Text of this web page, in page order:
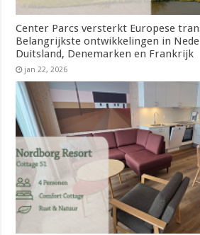
Center Parcs versterkt Europese
Belangrijkste ontwikkelingen in
Duitsland, Denemarken en Frankrijk
jan 22, 2026